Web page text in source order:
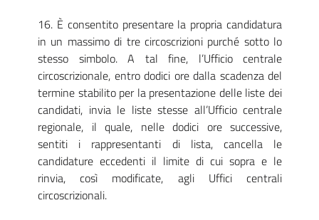
16. È consentito presentare la propria candidatura
in un massimo di tre circoscrizioni purché sotto lo
stesso simbolo. A tal fine, l’Ufficio centrale
circoscrizionale, entro dodici ore dalla scadenza del
termine stabilito per la presentazione delle liste dei
candidati, invia le liste stesse all’Ufficio centrale
regionale, il quale, nelle dodici ore successive,
sentiti i rappresentanti di lista, cancella le
candidature eccedenti il limite di cui sopra e le
rinvia, così modificate, agli Uffici centrali
circoscrizionali.